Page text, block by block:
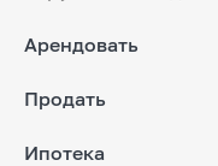
Арендовать
Продать
Ипотека